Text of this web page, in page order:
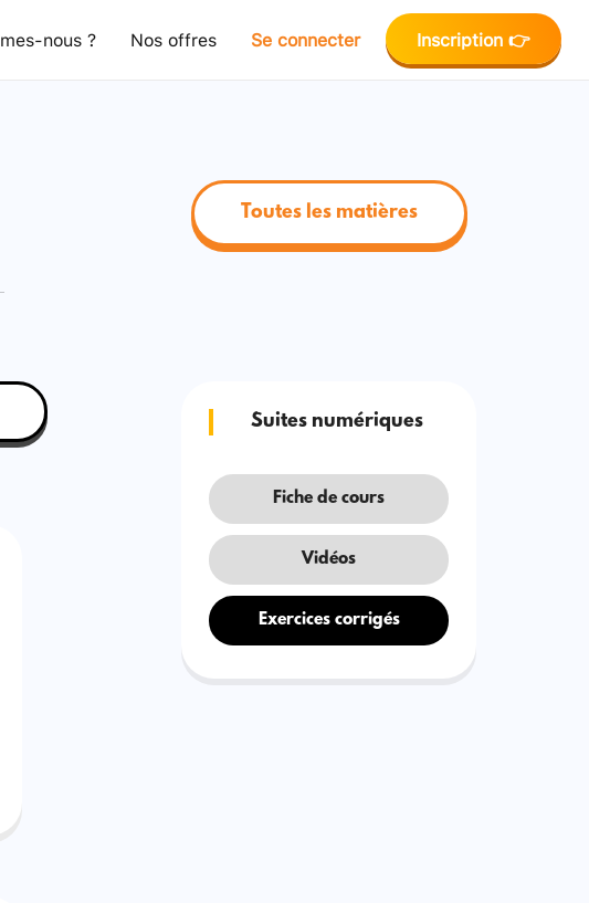
nous ? Nos offres Se connecter Inscription 👉
Toutes les matières
Suites numériques
Fiche de cours
Vidéos
Exercices corrigés